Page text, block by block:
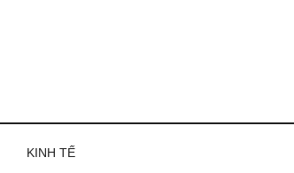
KINH TẾ